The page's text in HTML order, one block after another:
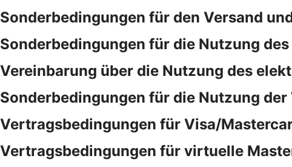
Sonderbedingungen für den Versand
Sonderbedingungen für die Nutzung
Vereinbarung über die Nutzung des
Sonderbedingungen für die Nutzung
Vertragsbedingungen für Visa/
Vertragsbedingungen für virtuelle